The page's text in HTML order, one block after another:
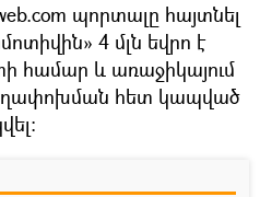
պորտալը հայտնել
4 մլն եվրո է
համար և առաջիկայում
հետ կապված